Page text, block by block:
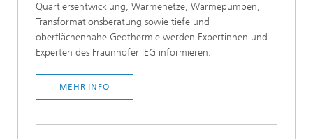
Quartiersentwicklung, Wärmenetze, Wärmepumpen,
Transformationsberatung sowie tiefe und
oberflächennahe Geothermie werden Expertinnen und
Experten des Fraunhofer IEG informieren.
MEHR INFO